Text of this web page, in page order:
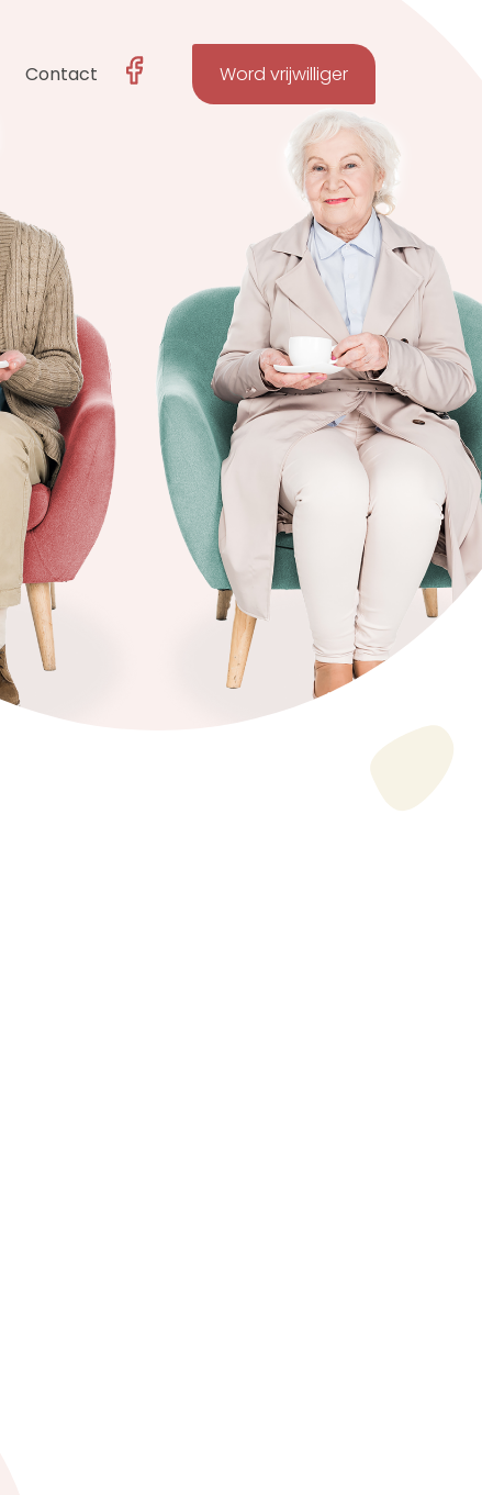
Contact Word vrijwilliger